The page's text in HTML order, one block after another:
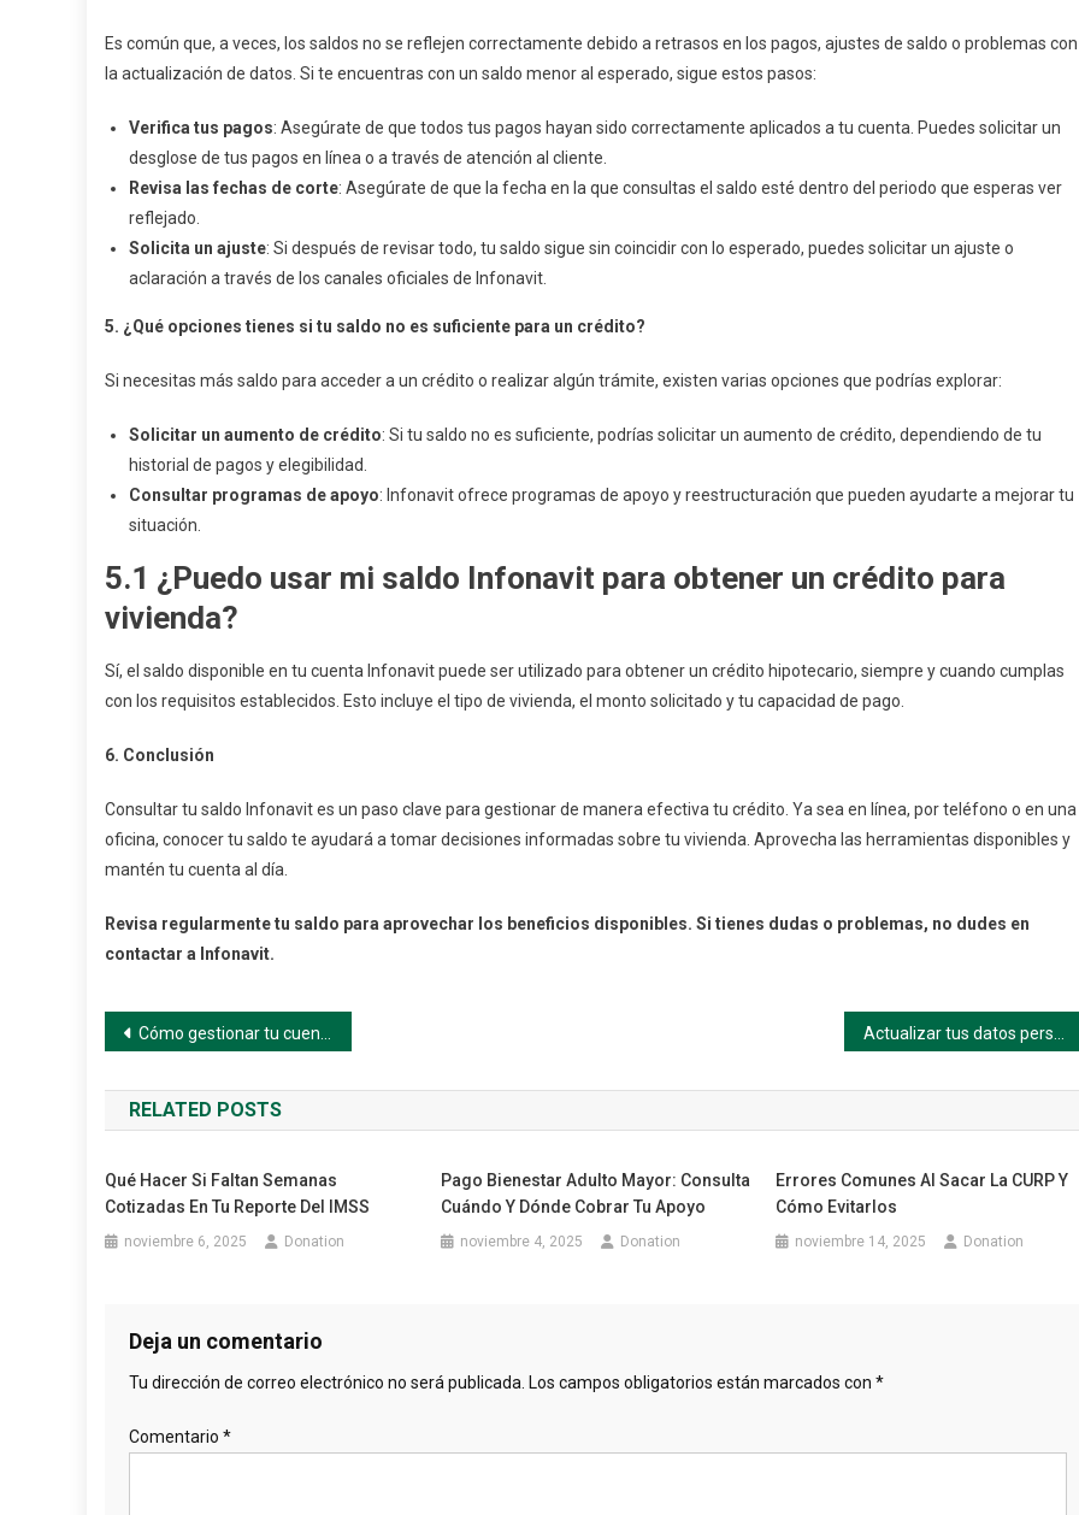
Es común que, a veces, los saldos no se reflejen correctamente debido a retrasos en los pagos, ajustes de saldo o problemas con
la actualización de datos. Si te encuentras con un saldo menor al esperado, sigue estos pasos:
Verifica tus pagos: Asegúrate de que todos tus pagos hayan sido correctamente aplicados a tu cuenta. Puedes solicitar un
desglose de tus pagos en línea o a través de atención al cliente.
Revisa las fechas de corte: Asegúrate de que la fecha en la que consultas el saldo esté dentro del periodo que esperas ver
reflejado.
Solicita un ajuste: Si después de revisar todo, tu saldo sigue sin coincidir con lo esperado, puedes solicitar un ajuste o
aclaración a través de los canales oficiales de Infonavit.
5. ¿Qué opciones tienes si tu saldo no es suficiente para un crédito?
Si necesitas más saldo para acceder a un crédito o realizar algún trámite, existen varias opciones que podrías explorar:
Solicitar un aumento de crédito: Si tu saldo no es suficiente, podrías solicitar un aumento de crédito, dependiendo de tu
historial de pagos y elegibilidad.
Consultar programas de apoyo: Infonavit ofrece programas de apoyo y reestructuración que pueden ayudarte a mejorar tu
situación.
5.1 ¿Puedo usar mi saldo Infonavit para obtener un crédito para
vivienda?
Sí, el saldo disponible en tu cuenta Infonavit puede ser utilizado para obtener un crédito hipotecario, siempre y cuando cumplas
con los requisitos establecidos. Esto incluye el tipo de vivienda, el monto solicitado y tu capacidad de pago.
6. Conclusión
Consultar tu saldo Infonavit es un paso clave para gestionar de manera efectiva tu crédito. Ya sea en línea, por teléfono o en una
oficina, conocer tu saldo te ayudará a tomar decisiones informadas sobre tu vivienda. Aprovecha las herramientas disponibles y
mantén tu cuenta al día.
Revisa regularmente tu saldo para aprovechar los beneficios disponibles. Si tienes dudas o problemas, no dudes en
contactar a Infonavit.
Navegación
de
entradas
Cómo gestionar tu cuenta Infonavit: Guía paso a paso
RELATED POSTS
Qué Hacer Si Faltan Semanas
Cotizadas En Tu Reporte Del IMSS
noviembre 6, 2025 Donation
Pago Bienestar Adulto Mayor: Consulta
Cuándo Y Dónde Cobrar Tu Apoyo
noviembre 4, 2025 Donation
Errores Comunes Al Sacar La CURP Y
Cómo Evitarlos
noviembre 14, 2025 Donation
Deja un comentario
Tu dirección de correo electrónico no será publicada. Los campos obligatorios están marcados con *
Comentario *